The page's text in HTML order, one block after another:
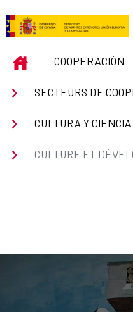
Saut au contenu principal
CULTURE ET
INICIOCOOPERACIÓN
SECTEURS DE
CULTURA Y CIENCIA